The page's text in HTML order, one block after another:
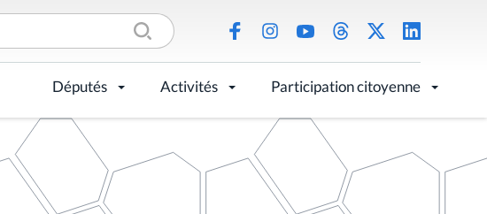
Députés Activités Participation citoyenne